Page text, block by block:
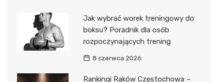
Jak wybrać worek treningowy do
boksu? Poradnik dla osób
rozpoczynających trening
8 czerwca 2026
Rankingi Raków Częstochowa –